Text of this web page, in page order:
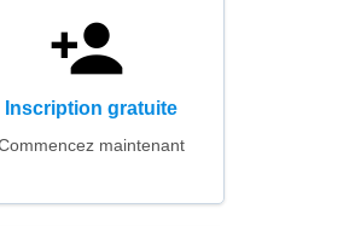
Inscription gratuite
maintenant